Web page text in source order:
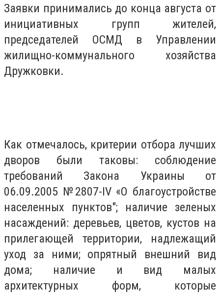
Заявки принимались до конца августа от
инициативных групп жителей,
председателей ОСМД в Управлении
жилищно-коммунального хозяйства
Дружковки.
Как отмечалось, критерии отбора лучших
дворов были таковы: соблюдение
требований Закона Украины от
06.09.2005 №2807-IV «О благоустройстве
населенных пунктов"; наличие зеленых
насаждений: деревьев, цветов, кустов на
прилегающей территории, надлежащий
уход за ними; опрятный внешний вид
дома; наличие и вид малых
архитектурных форм, которые